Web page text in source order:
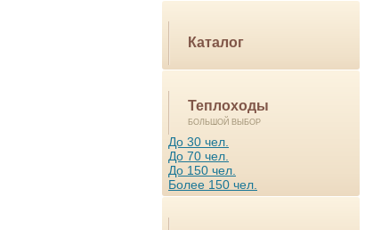
Каталог
Теплоходы
БОЛЬШОЙ ВЫБОР
До 30 чел.
До 70 чел.
До 150 чел.
Более 150 чел.